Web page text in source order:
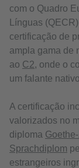
com o Quadro
Línguas
certificação de
ampla gama de
ao C2, onde o
um falante
A certificação
valorizados no
diploma
Sprachdiplom
estrangeiros